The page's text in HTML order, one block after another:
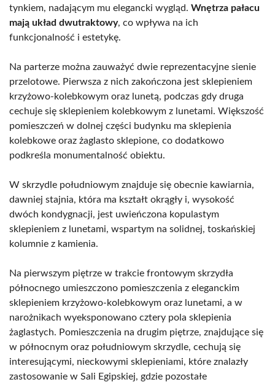
tynkiem, nadającym mu elegancki wygląd. Wnętrza pałacu
mają układ dwutraktowy, co wpływa na ich
funkcjonalność i estetykę.
Na parterze można zauważyć dwie reprezentacyjne sienie
przelotowe. Pierwsza z nich zakończona jest sklepieniem
krzyżowo-kolebkowym oraz lunetą, podczas gdy druga
cechuje się sklepieniem kolebkowym z lunetami. Większość
pomieszczeń w dolnej części budynku ma sklepienia
kolebkowe oraz żaglasto sklepione, co dodatkowo
podkreśla monumentalność obiektu.
W skrzydle południowym znajduje się obecnie kawiarnia,
dawniej stajnia, która ma kształt okrągły i, wysokość
dwóch kondygnacji, jest uwieńczona kopulastym
sklepieniem z lunetami, wspartym na solidnej, toskańskiej
kolumnie z kamienia.
Na pierwszym piętrze w trakcie frontowym skrzydła
północnego umieszczono pomieszczenia z eleganckim
sklepieniem krzyżowo-kolebkowym oraz lunetami, a w
narożnikach wyeksponowano cztery pola sklepienia
żaglastych. Pomieszczenia na drugim piętrze, znajdujące się
w północnym oraz południowym skrzydle, cechują się
interesującymi, nieckowymi sklepieniami, które znalazły
zastosowanie w Sali Egipskiej, gdzie pozostałe